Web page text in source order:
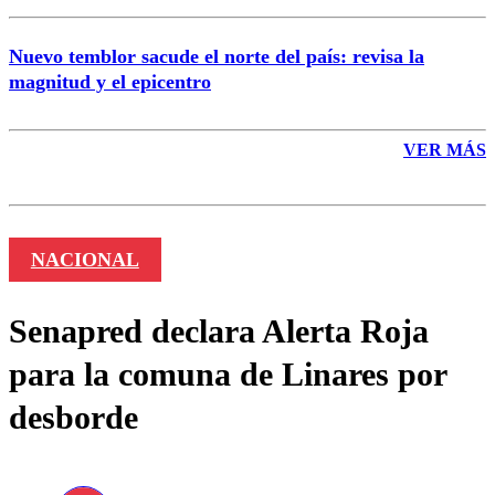
Nuevo temblor sacude el norte del país: revisa la
magnitud y el epicentro
VER MÁS
NACIONAL
Senapred declara Alerta Roja
para la comuna de Linares por
desborde